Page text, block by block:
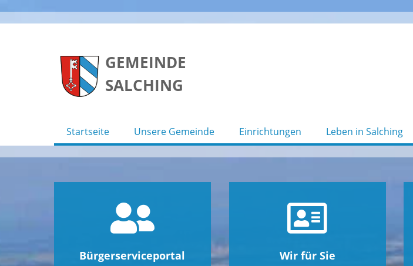
GEMEINDE
SALCHING
Startseite Unsere Gemeinde Einrichtungen Leben in Salching
Bürgerserviceportal Wir für Sie